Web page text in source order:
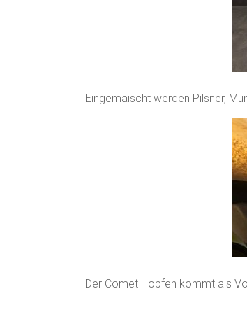
Eingemaischt werden Pilsner,
Der Comet Hopfen kommt als